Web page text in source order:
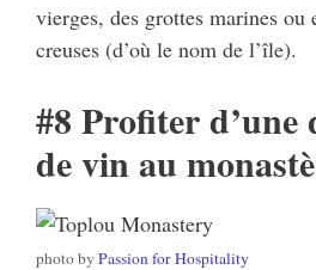
vierges, des grottes marines ou
creuses (d’où le nom de l’île).
#8 Profiter d’une
de vin au
photo by Passion for Hospitality